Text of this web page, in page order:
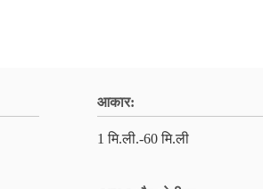
आकार:
1 मि.ली.-60 मि.ली